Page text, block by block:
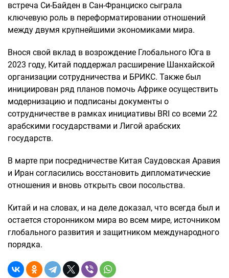
встреча Си-Байден в Сан-Франциско сыграла
ключевую роль в переформатировании отношений
между двумя крупнейшими экономиками мира.
Внося свой вклад в возрождение Глобального Юга в
2023 году, Китай поддержал расширение Шанхайской
организации сотрудничества и БРИКС. Также был
инициирован ряд планов помочь Африке осуществить
модернизацию и подписаны документы о
сотрудничестве в рамках инициативы BRI со всеми 22
арабскими государствами и Лигой арабских
государств.
В марте при посредничестве Китая Саудовская Аравия
и Иран согласились восстановить дипломатические
отношения и вновь открыть свои посольства.
Китай и на словах, и на деле доказал, что всегда был и
остается сторонником мира во всем мире, источником
глобального развития и защитником международного
порядка.